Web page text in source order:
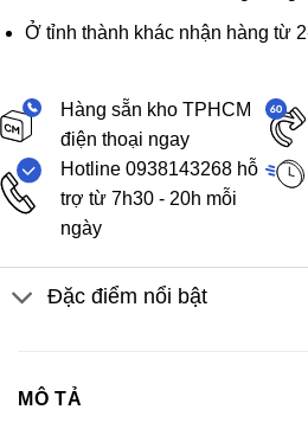
Ở tỉnh thành khác nhận hàng từ
Hàng sẵn kho TPHCM
điện thoại ngay
Hotline 0938143268 hỗ
trợ từ 7h30 - 20h mỗi
ngày
Đặc điểm nổi bật
MÔ TẢ